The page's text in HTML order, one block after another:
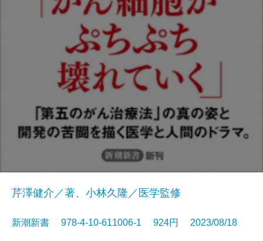
芹澤健介／著、小林久隆／医学監修
新潮新書 978-4-10-611006-1 924円 2023/08/18